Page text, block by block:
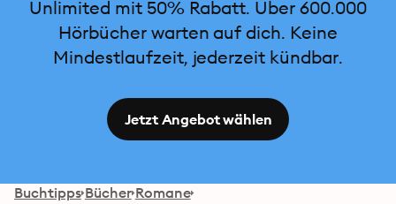
Unlimited mit 50% Rabatt. Über 600.000
Hörbücher warten auf dich. Keine
Mindestlaufzeit, jederzeit kündbar.
Jetzt Angebot wählen
Buchtipps Bücher Romane